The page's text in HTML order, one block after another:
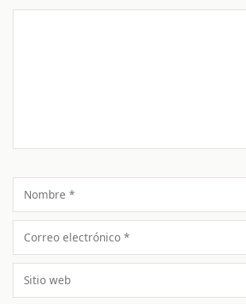
Nombre
Correo
electrónico
Sitio
web